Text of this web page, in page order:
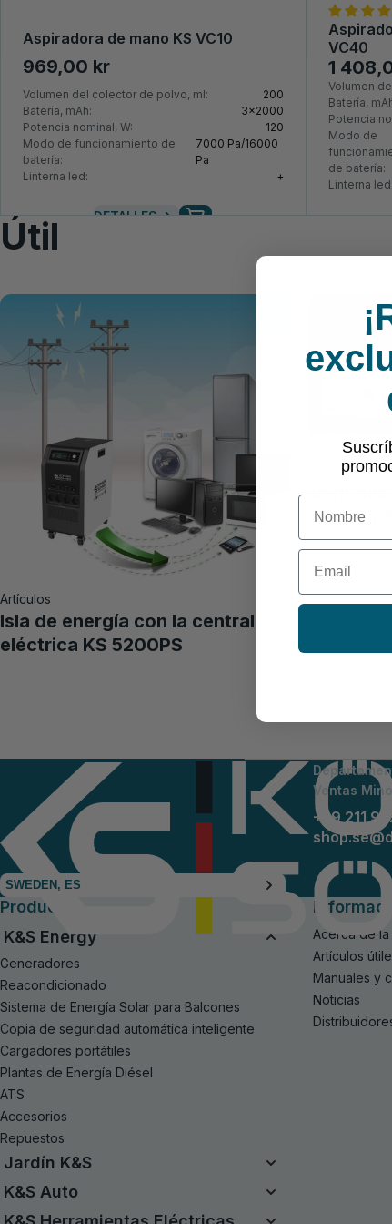
Aspiradora de mano KS VC10
969,00 kr
Volumen del colector de polvo, ml:
200
Batería, mAh:
3x2000
Potencia nominal, W:
120
Modo de funcionamiento de
batería:
7000 Pa/16000
Pa
Linterna led:
+
DETALLES
VC40
1
Volumen
Batería,
Potencia
Modo de
de batería:
Linterna led:
Útil
Artículos
Isla de energía con la central
eléctrica KS 5200PS
Artículos
energía
Ventas
+49 211
SWEDEN, ES
Productos
K&S Energy
Generadores
Reacondicionado
Sistema de Energía Solar para Balcones
Copia de seguridad automática inteligente
Cargadores portátiles
Plantas de Energía Diésel
ATS
Accesorios
Repuestos
Jardín K&S
Sistema de Batería Unificado
Kits a Batería 20V
K&S Auto
Compresores de aire
Acerca de la
Artículos
Manuales y
Noticias
First Name
Email